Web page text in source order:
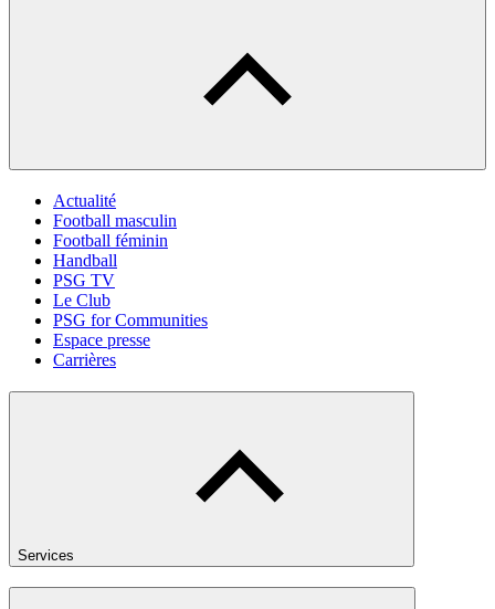
Actualité
Football masculin
Football féminin
Handball
PSG TV
Le Club
PSG for Communities
Espace presse
Carrières
Services